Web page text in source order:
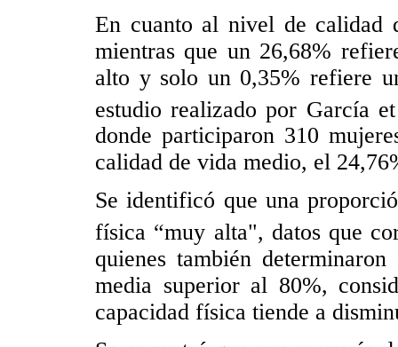
En cuanto al nivel de calidad
mientras que un 26,68%
alto y solo un 0,35% refiere
estudio realizado por García
donde participaron 310
calidad de vida medio, el
Se identificó que una
física “muy alta", datos que
quienes también
media superior al 80%,
capacidad física tiende a